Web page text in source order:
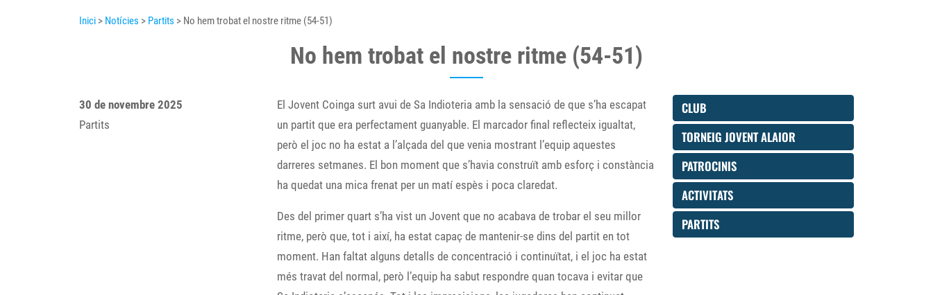
Inici > Notícies > Partits > No hem trobat el nostre ritme (54-51)
No hem trobat el nostre ritme (54-51)
30 de novembre 2025
Partits
El Jovent Coinga surt avui de Sa Indioteria amb la sensació de que s’ha escapat
un partit que era perfectament guanyable. El marcador final reflecteix igualtat,
però el joc no ha estat a l’alçada del que venia mostrant l’equip aquestes
darreres setmanes. El bon moment que s’havia construït amb esforç i constància
ha quedat una mica frenat per un matí espès i poca claredat.
Des del primer quart s’ha vist un Jovent que no acabava de trobar el seu millor
ritme, però que, tot i així, ha estat capaç de mantenir-se dins del partit en tot
moment. Han faltat alguns detalls de concentració i continuïtat, i el joc ha estat
més travat del normal, però l’equip ha sabut respondre quan tocava i evitar que
CLUB
TORNEIG JOVENT ALAIOR
PATROCINIS
ACTIVITATS
PARTITS